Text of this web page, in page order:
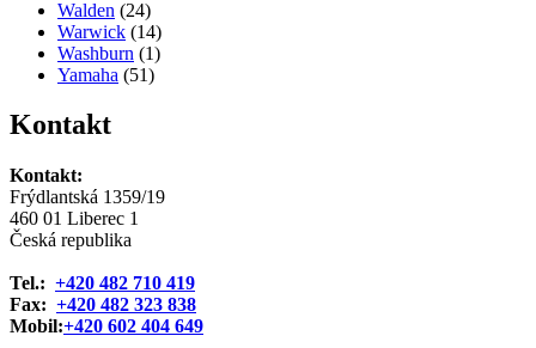
Walden (24)
Warwick (14)
Washburn (1)
Yamaha (51)
Kontakt
Kontakt:
Frýdlantská 1359/19
460 01 Liberec 1
Česká republika
Tel.: +420 482 710 419
Fax: +420 482 323 838
Mobil:+420 602 404 649